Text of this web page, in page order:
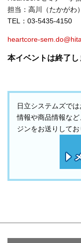
担当：高川（たかがわ
TEL：03-5435-4150
heartcore-
本イベントは終了し
日立システムズで
情報や商品情報な
ジンをお送りしてお